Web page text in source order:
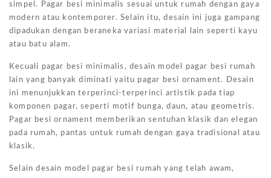
simpel. Pagar besi minimalis sesuai untuk rumah dengan gaya
modern atau kontemporer. Selain itu, desain ini juga gampang
dipadukan dengan beraneka variasi material lain seperti kayu
atau batu alam.
Kecuali pagar besi minimalis, desain model pagar besi rumah
lain yang banyak diminati yaitu pagar besi ornament. Desain
ini menunjukkan terperinci-terperinci artistik pada tiap
komponen pagar, seperti motif bunga, daun, atau geometris.
Pagar besi ornament memberikan sentuhan klasik dan elegan
pada rumah, pantas untuk rumah dengan gaya tradisional atau
klasik.
Selain desain model pagar besi rumah yang telah awam,